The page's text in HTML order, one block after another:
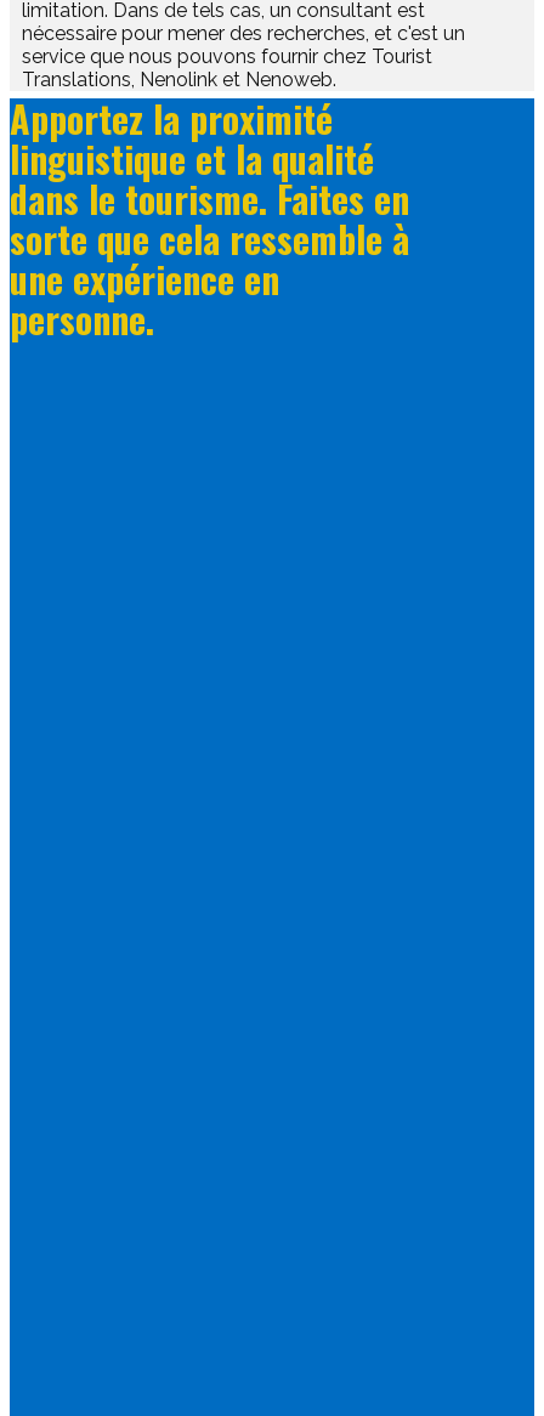
limitation. Dans de tels cas, un consultant est
nécessaire pour mener des recherches, et c'est un
service que nous pouvons fournir chez Tourist
Translations, Nenolink et Nenoweb.
​Apportez la proximité
linguistique et la qualité
dans le tourisme. Faites en
sorte que cela ressemble à
une expérience en
personne.